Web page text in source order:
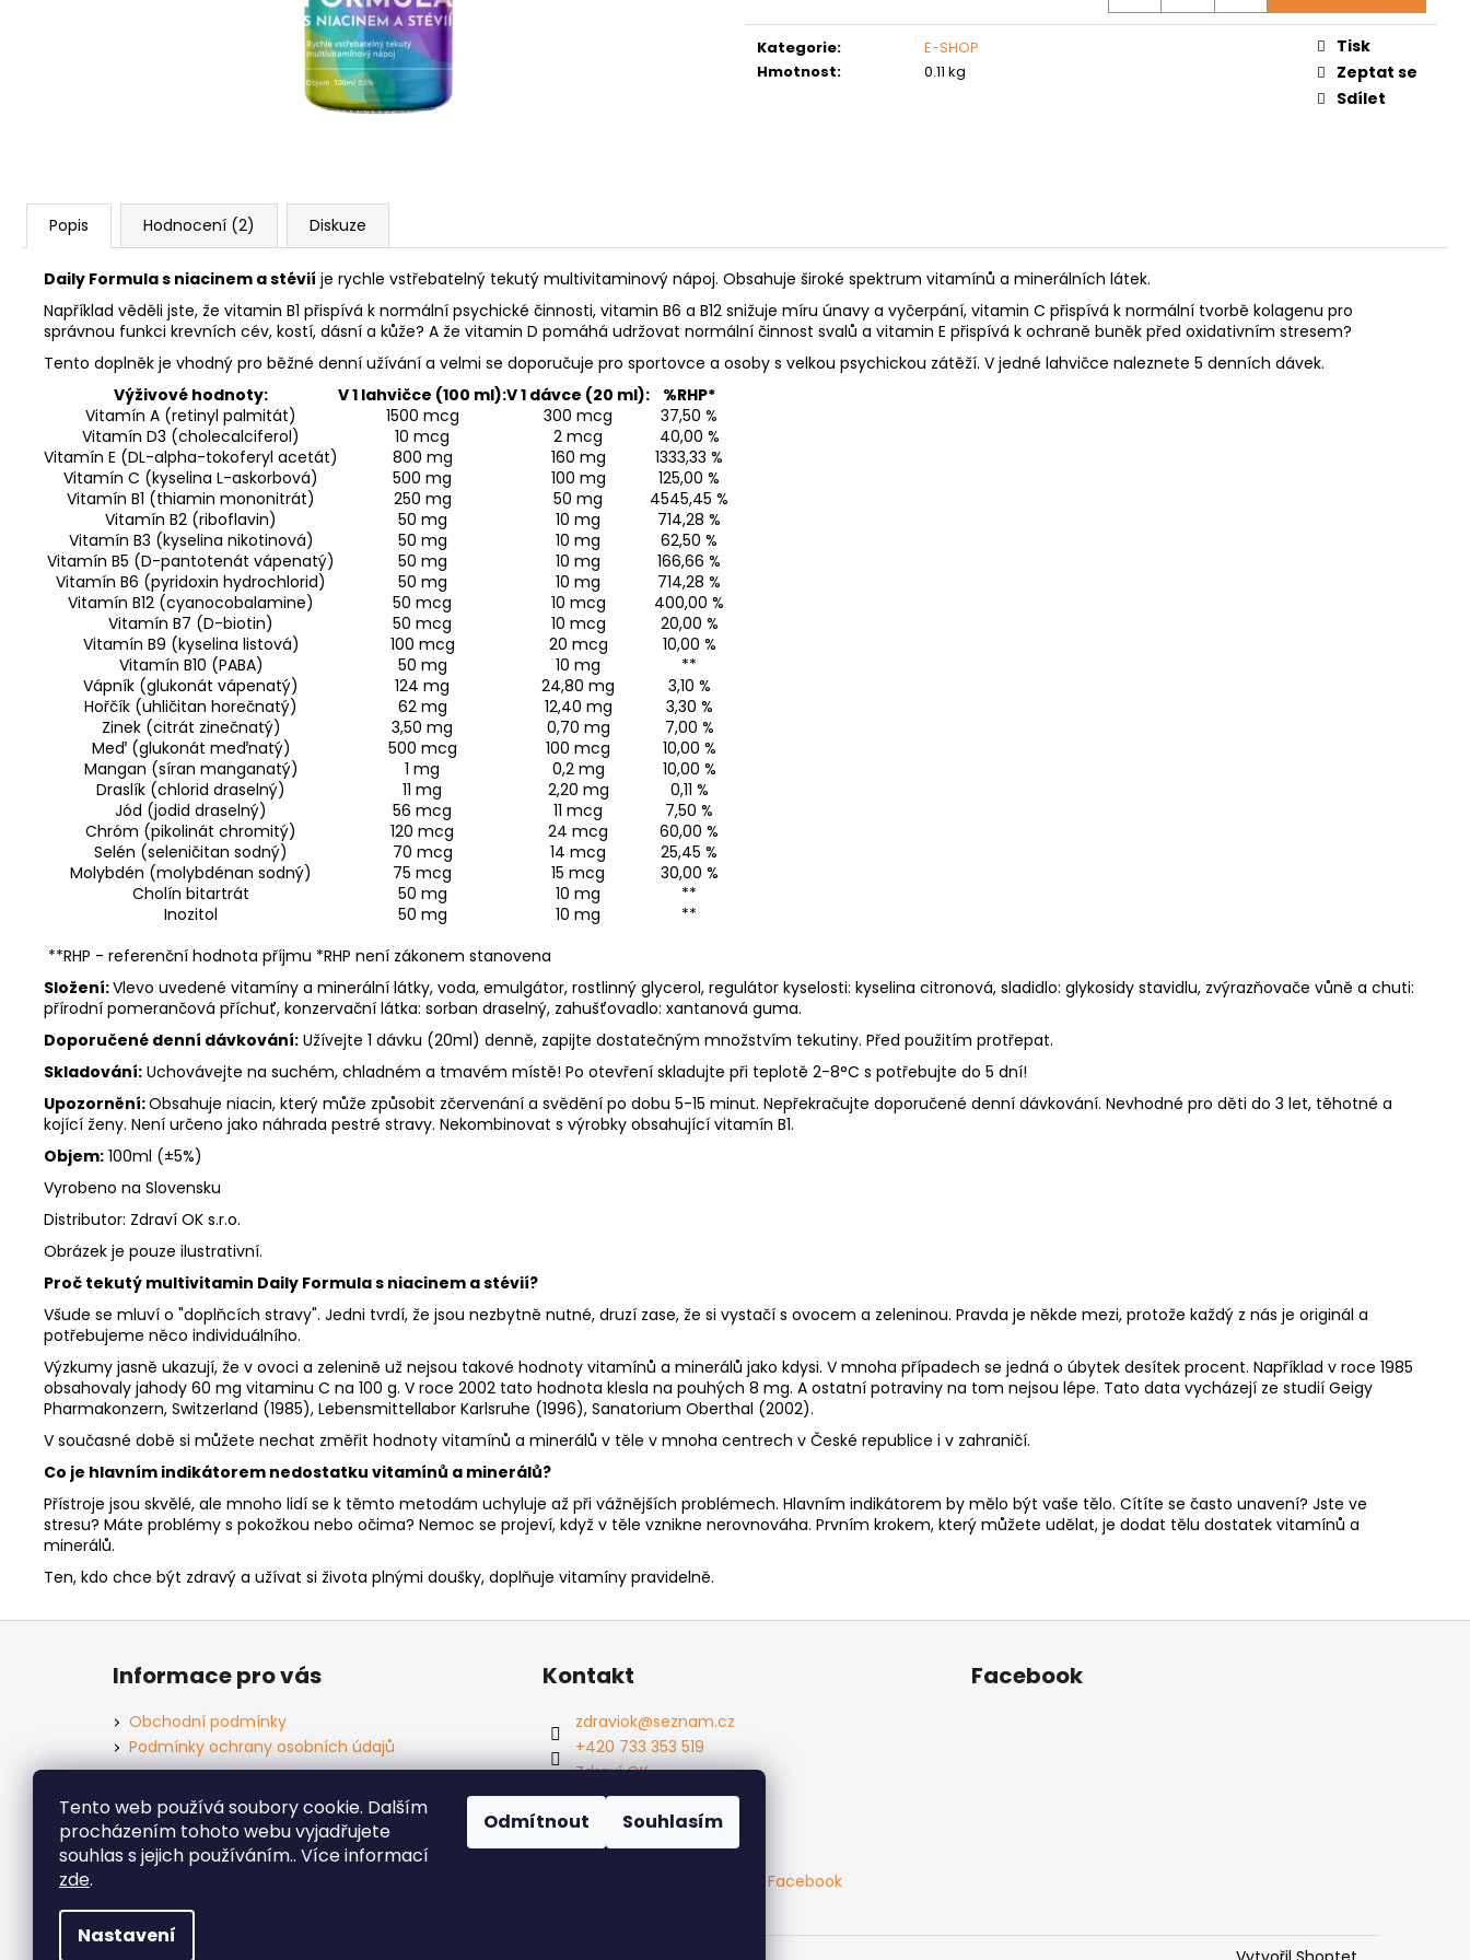
Tento web používá soubory cookie. Dalším
procházením tohoto webu vyjadřujete
souhlas s jejich používáním.. Více informací
zde.
Nastavení
Odmítnout Souhlasím
cena:
Kategorie:
E-SHOP
Hmotnost: 0.11 kg
Tisk
Zeptat se
Sdílet
Popis Hodnocení (2) Diskuze
Daily Formula s niacinem a stévií je rychle vstřebatelný tekutý multivitaminový nápoj. Obsahuje široké spektrum vitamínů a minerálních látek.
Například věděli jste, že vitamin B1 přispívá k normální psychické činnosti, vitamin B6 a B12 snižuje míru únavy a vyčerpání, vitamin C přispívá k normální tvorbě kolagenu pro
správnou funkci krevních cév, kostí, dásní a kůže? A že vitamin D pomáhá udržovat normální činnost svalů a vitamin E přispívá k ochraně buněk před oxidativním stresem?
Tento doplněk je vhodný pro běžné denní užívání a velmi se doporučuje pro sportovce a osoby s velkou psychickou zátěží. V jedné lahvičce naleznete 5 denních dávek.
Výživové hodnoty:
V 1 lahvičce (100 ml):V 1 dávce (20 ml):
%RHP*
Vitamín A (retinyl palmitát)
1500 mcg 300 mcg
37,50 %
Vitamín D3 (cholecalciferol)
10 mcg 2 mcg
40,00 %
Vitamín E (DL-alpha-tokoferyl acetát)
800 mg 160 mg
1333,33 %
Vitamín C (kyselina L-askorbová)
500 mg 100 mg
125,00 %
Vitamín B1 (thiamin mononitrát)
250 mg 50 mg
4545,45 %
Vitamín B2 (riboflavin)
50 mg 10 mg
714,28 %
Vitamín B3 (kyselina nikotinová)
50 mg 10 mg
62,50 %
Vitamín B5 (D-pantotenát vápenatý)
50 mg 10 mg
166,66 %
Vitamín B6 (pyridoxin hydrochlorid)
50 mg 10 mg
714,28 %
Vitamín B12 (cyanocobalamine)
50 mcg 10 mcg
400,00 %
Vitamín B7 (D-biotin)
50 mcg 10 mcg
20,00 %
Vitamín B9 (kyselina listová)
100 mcg 20 mcg
10,00 %
Vitamín B10 (PABA)
50 mg 10 mg
**
Vápník (glukonát vápenatý)
124 mg 24,80 mg
3,10 %
Hořčík (uhličitan horečnatý)
62 mg 12,40 mg
3,30 %
Zinek (citrát zinečnatý)
3,50 mg 0,70 mg
7,00 %
Meď (glukonát meďnatý)
500 mcg 100 mcg
10,00 %
Mangan (síran manganatý)
1 mg 0,2 mg
10,00 %
Draslík (chlorid draselný)
11 mg 2,20 mg
0,11 %
Jód (jodid draselný)
56 mcg 11 mcg
7,50 %
Chróm (pikolinát chromitý)
120 mcg 24 mcg
60,00 %
Selén (seleničitan sodný)
70 mcg 14 mcg
25,45 %
Molybdén (molybdénan sodný)
75 mcg 15 mcg
30,00 %
Cholín bitartrát
50 mg 10 mg
**
Inozitol
50 mg 10 mg
**
**RHP - referenční hodnota příjmu *RHP není zákonem stanovena
Složení:Vlevo uvedené vitamíny a minerální látky, voda, emulgátor, rostlinný glycerol, regulátor kyselosti: kyselina citronová, sladidlo: glykosidy stavidlu, zvýrazňovače vůně a chuti:
přírodní pomerančová příchuť, konzervační látka: sorban draselný, zahušťovadlo: xantanová guma.
Doporučené denní dávkování: Užívejte 1 dávku (20ml) denně, zapijte dostatečným množstvím tekutiny. Před použitím protřepat.
Skladování: Uchovávejte na suchém, chladném a tmavém místě! Po otevření skladujte při teplotě 2-8°C s potřebujte do 5 dní!
Upozornění:Obsahuje niacin, který může způsobit zčervenání a svědění po dobu 5-15 minut. Nepřekračujte doporučené denní dávkování. Nevhodné pro děti do 3 let, těhotné a
kojící ženy. Není určeno jako náhrada pestré stravy. Nekombinovat s výrobky obsahující vitamín B1.
Objem: 100ml (±5%)
Vyrobeno na Slovensku
Distributor: Zdraví OK s.r.o.
Obrázek je pouze ilustrativní.
Proč tekutý multivitamin Daily Formula s niacinem a stévií?
Všude se mluví o "doplňcích stravy". Jedni tvrdí, že jsou nezbytně nutné, druzí zase, že si vystačí s ovocem a zeleninou. Pravda je někde mezi, protože každý z nás je originál a
potřebujeme něco individuálního.
Výzkumy jasně ukazují, že v ovoci a zelenině už nejsou takové hodnoty vitamínů a minerálů jako kdysi. V mnoha případech se jedná o úbytek desítek procent. Například v roce 1985
obsahovaly jahody 60 mg vitaminu C na 100 g. V roce 2002 tato hodnota klesla na pouhých 8 mg. A ostatní potraviny na tom nejsou lépe. Tato data vycházejí ze studií Geigy
Pharmakonzern, Switzerland (1985), Lebensmittellabor Karlsruhe (1996), Sanatorium Oberthal (2002).
V současné době si můžete nechat změřit hodnoty vitamínů a minerálů v těle v mnoha centrech v České republice i v zahraničí.
Co je hlavním indikátorem nedostatku vitamínů a minerálů?
Přístroje jsou skvělé, ale mnoho lidí se k těmto metodám uchyluje až při vážnějších problémech. Hlavním indikátorem by mělo být vaše tělo. Cítíte se často unavení? Jste ve
stresu? Máte problémy s pokožkou nebo očima? Nemoc se projeví, když v těle vznikne nerovnováha. Prvním krokem, který můžete udělat, je dodat tělu dostatek vitamínů a
minerálů.
Ten, kdo chce být zdravý a užívat si života plnými doušky, doplňuje vitamíny pravidelně.
CALMAG MANGO
Z
Informace pro vás
Obchodní podmínky
Podmínky ochrany osobních údajů
Kontakt
zdraviok@seznam.cz
+420 733 353 519
Zdraví OK
Facebook
Facebook